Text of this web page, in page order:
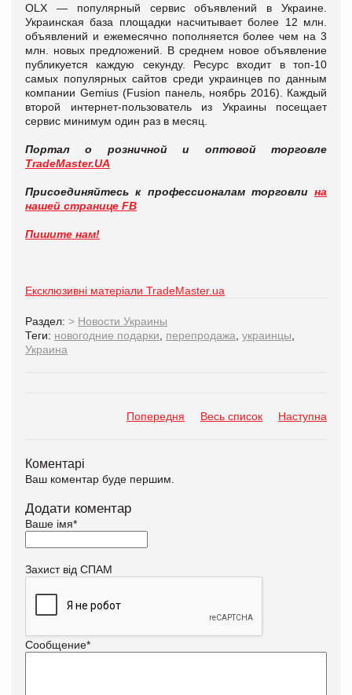
OLX — популярный сервис объявлений в Украине.
Украинская база площадки насчитывает более 12 млн.
объявлений и ежемесячно пополняется более чем на 3
млн. новых предложений. В среднем новое объявление
публикуется каждую секунду. Ресурс входит в топ-10
самых популярных сайтов среди украинцев по данным
компании Gemius (Fusion панель, ноябрь 2016). Каждый
второй интернет-пользователь из Украины посещает
сервис минимум один раз в месяц.
Портал о розничной и оптовой торговле
TradeMaster.UA
Присоединяйтесь к профессионалам торговли на
нашей странице FB
Пишите нам!
Ексклюзивні матеріали TradeMaster.ua
Раздел: > Новости Украины
Теги: новогодние подарки перепродажа украинцы
Украина
Попередня Весь список Наступна
Коментарі
Ваш коментар буде першим.
Додати коментар
Ваше імя*
Захист від СПАМ
Сообщение*